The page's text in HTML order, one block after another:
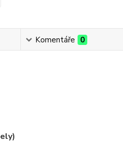
Komentáře 0